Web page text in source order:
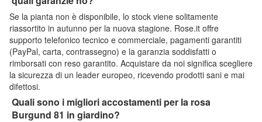
Se la pianta non è disponibile, lo stock viene solitamente
riassortito in autunno per la nuova stagione. Rose.it offre
supporto telefonico tecnico e commerciale, pagamenti garantiti
(PayPal, carta, contrassegno) e la garanzia soddisfatti o
rimborsati con reso garantito. Acquistare da noi significa scegliere
la sicurezza di un leader europeo, ricevendo prodotti sani e mai
difettosi.
Quali sono i migliori accostamenti per la rosa
Burgund 81 in giardino?